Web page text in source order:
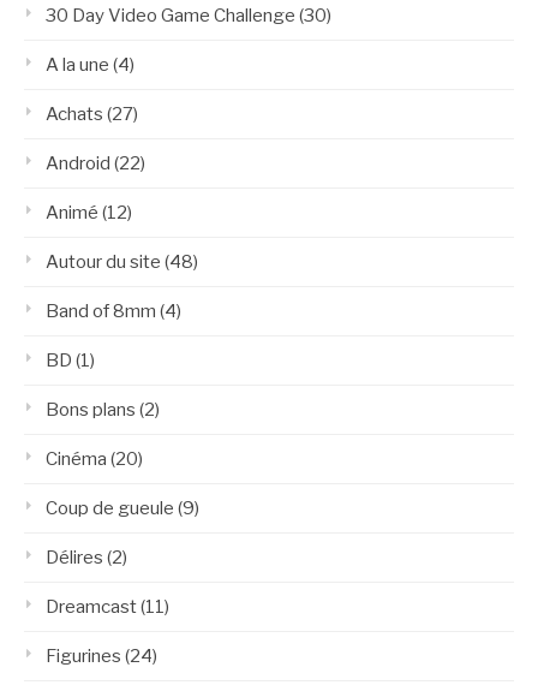
30 Day Video Game Challenge (30)
A la une (4)
Achats (27)
Android (22)
Animé (12)
Autour du site (48)
Band of 8mm (4)
BD (1)
Bons plans (2)
Cinéma (20)
Coup de gueule (9)
Délires (2)
Dreamcast(11)
Figurines (24)